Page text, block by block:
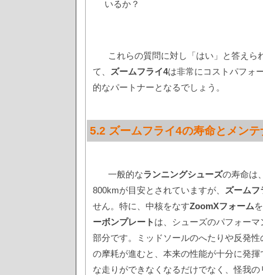
いるか？
これらの質問に対し「はい」と答えら
て、
ズームフライ4は非常にコストパフォ
的なパートナーとなるでしょう。
5.2 ズームフライ4の寿命とメン
一般的なランニングシューズの寿命は
800kmが目安とされていますが、
ズームフ
せん。特に、中核をなすZoomXフォーム
ーボンプレート は、シューズのパフォー
部分です。ミッドソールのへたりや反発
の摩耗が進むと、本来の性能が十分に発
な走りができなくなるだけでなく、怪我